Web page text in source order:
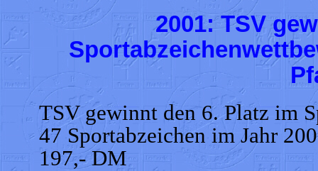
2001: TSV
TSV gewinnt den 6. Platz im
47 Sportabzeichen im Jahr
197,- DM